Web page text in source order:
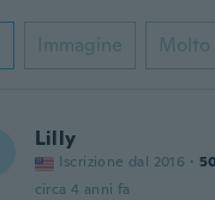
Immagine Molto
Lilly
Iscrizione dal 2016 · 50
circa 4 anni fa